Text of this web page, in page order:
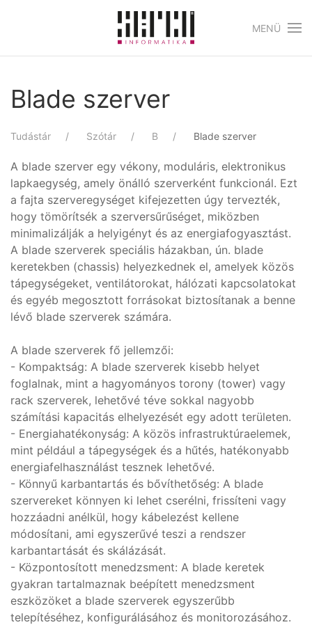
Skip to main content
MENÜ
Blade szerver
Tudástár Szótár B Blade szerver
A blade szerver egy vékony, moduláris, elektronikus
lapkaegység, amely önálló szerverként funkcionál. Ezt
a fajta szerveregységet kifejezetten úgy tervezték,
hogy tömörítsék a szerversűrűséget, miközben
minimalizálják a helyigényt és az energiafogyasztást.
A blade szerverek speciális házakban, ún. blade
keretekben (chassis) helyezkednek el, amelyek közös
tápegységeket, ventilátorokat, hálózati kapcsolatokat
és egyéb megosztott forrásokat biztosítanak a benne
lévő blade szerverek számára.
A blade szerverek fő jellemzői:
- Kompaktság: A blade szerverek kisebb helyet
foglalnak, mint a hagyományos torony (tower) vagy
rack szerverek, lehetővé téve sokkal nagyobb
számítási kapacitás elhelyezését egy adott területen.
- Energiahatékonyság: A közös infrastruktúraelemek,
mint például a tápegységek és a hűtés, hatékonyabb
energiafelhasználást tesznek lehetővé.
- Könnyű karbantartás és bővíthetőség: A blade
szervereket könnyen ki lehet cserélni, frissíteni vagy
hozzáadni anélkül, hogy kábelezést kellene
módosítani, ami egyszerűvé teszi a rendszer
karbantartását és skálázását.
- Központosított menedzsment: A blade keretek
gyakran tartalmaznak beépített menedzsment
eszközöket a blade szerverek egyszerűbb
telepítéséhez, konfigurálásához és monitorozásához.